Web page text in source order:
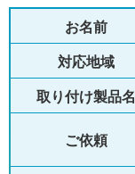
お名前
対応地域
取り付け製品名
ご依頼